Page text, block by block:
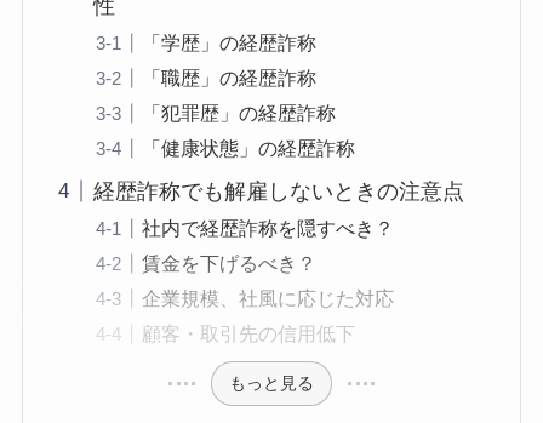
性
「学歴」の経歴詐称
「職歴」の経歴詐称
「犯罪歴」の経歴詐称
「健康状態」の経歴詐称
経歴詐称でも解雇しないときの注意点
社内で経歴詐称を隠すべき？
賃金を下げるべき？
企業規模、社風に応じた対応
顧客・取引先の信用低下
もっと見る